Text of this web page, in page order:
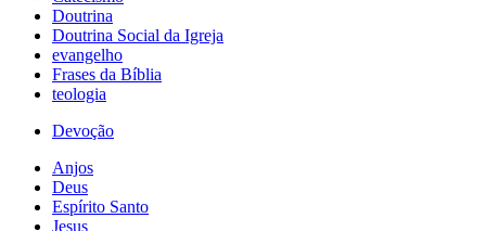
Doutrina
Doutrina Social da Igreja
evangelho
Frases da Bíblia
teologia
Devoção
Anjos
Deus
Espírito Santo
Jesus